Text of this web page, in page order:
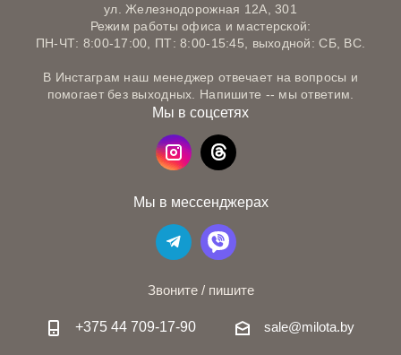
ул. Железнодорожная 12А, 301
Режим работы офиса и мастерской:
ПН-ЧТ: 8:00-17:00, ПТ: 8:00-15:45, выходной: СБ, ВС.
В Инстаграм наш менеджер отвечает на вопросы и
помогает без выходных. Напишите -- мы ответим.
Мы в соцсетях
Мы в мессенджерах
Звоните / пишите
+375 44 709-17-90 sale@milota.by